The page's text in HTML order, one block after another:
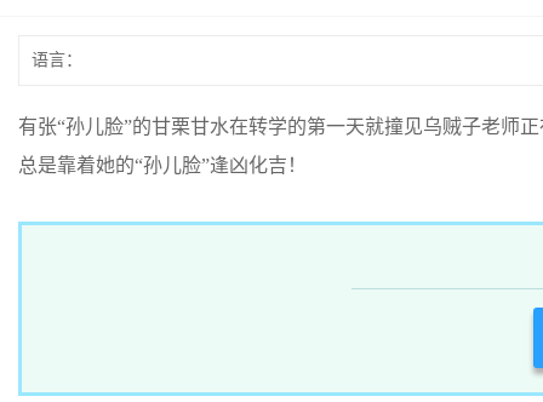
语言：
有张“孙儿脸”的甘栗甘水在转学的第一天就撞见乌贼子老师
总是靠着她的“孙儿脸”逢凶化吉！